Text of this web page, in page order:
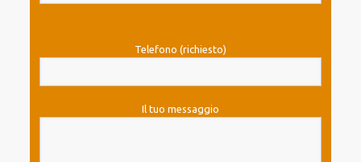
Telefono (richiesto)
Il tuo messaggio